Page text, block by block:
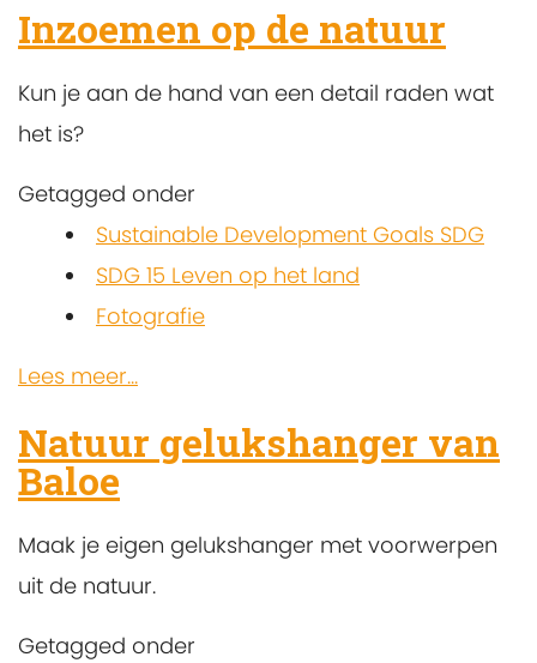
Inzoemen op de natuur
Kun je aan de hand van een detail raden wat
het is?
Getagged onder
Sustainable Development Goals SDG
SDG 15 Leven op het land
Fotografie
Lees meer...
Natuur gelukshanger van
Baloe
Maak je eigen gelukshanger met voorwerpen
uit de natuur.
Getagged onder